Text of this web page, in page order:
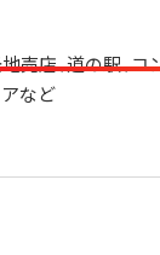
売店、道の駅、
など